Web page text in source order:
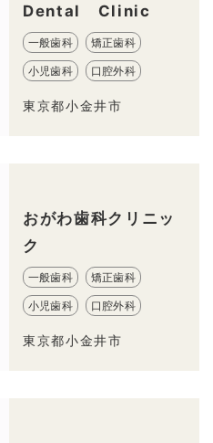
Dental Clinic
一般歯科 矯正歯科
小児歯科 口腔外科
東京都小金井市
おがわ歯科クリニッ
ク
一般歯科 矯正歯科
小児歯科 口腔外科
東京都小金井市